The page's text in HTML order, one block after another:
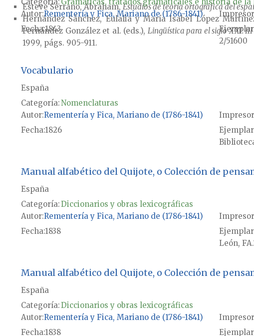
Esteve Serrano, Abraham,Estudios de teoría ortográfica del
Hernández Sánchez, Eulalia y María Isabel López
Fernández González et al. (eds.), Lingüística para el siglo XXI:
1999, págs. 905-911.
Categoría: Gramáticas, tratados gramaticales e historia de la
Autor Rementería y Fica, Mariano de (1786-1841)
Fecha1843 Ejemplar
2/51600
Vocabulario
España
Categoría:Nomenclaturas
Autor Rementería y Fica, Mariano de (1786-1841)
Fecha1826 Ejemplar
Manual alfabético del Quijote, o Colección de
España
Categoría:Diccionarios y obras lexicográficas
Autor Rementería y Fica, Mariano de (1786-1841)
Fecha1838 Ejemplar
León,
Manual alfabético del Quijote, o Colección de
España
Categoría:Diccionarios y obras lexicográficas
Autor Rementería y Fica, Mariano de (1786-1841)
Fecha1838 Ejemplar